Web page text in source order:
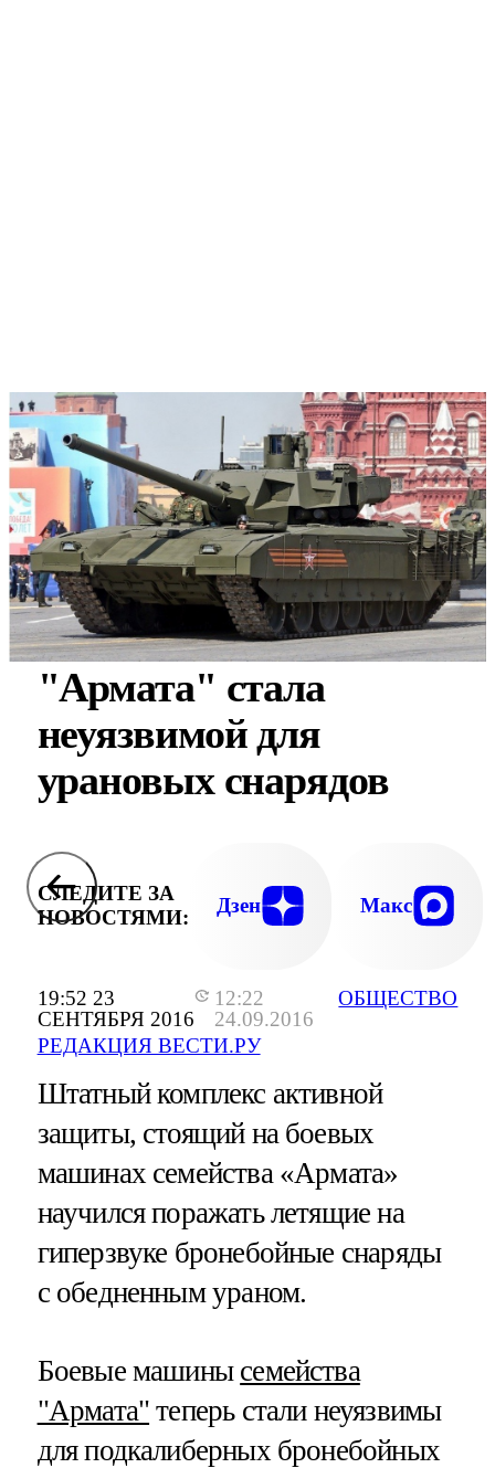
19:52 23
СЕНТЯБРЯ 2016
12:22
24.09.2016
РЕДАКЦИЯ ВЕСТИ.РУ
ОБЩЕСТВО
"Армата" стала
неуязвимой для
урановых снарядов
СЛЕДИТЕ ЗА
НОВОСТЯМИ:
Дзен Макс
Штатный комплекс активной
защиты, стоящий на боевых
машинах семейства «Армата»
научился поражать летящие на
гиперзвуке бронебойные снаряды
с обедненным ураном.
Боевые машины семейства
"Армата" теперь стали неуязвимы
для подкалиберных бронебойных